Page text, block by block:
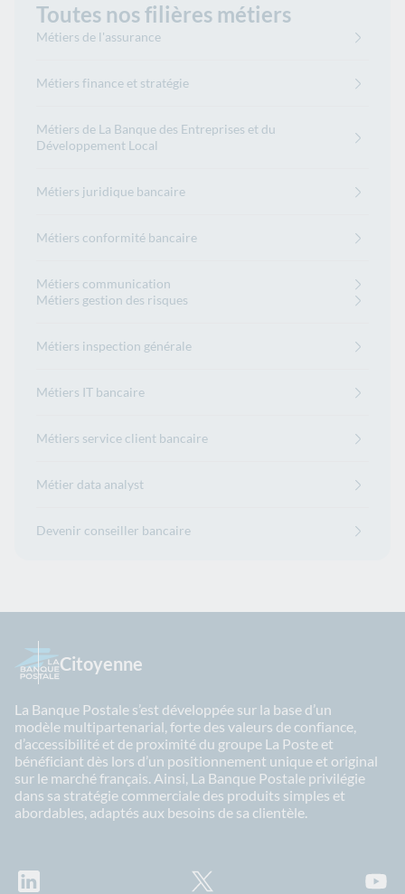
Toutes nos filières métiers
Métiers de l'assurance
Métiers finance et stratégie
Métiers de La Banque des Entreprises et du
Développement Local
Métiers juridique bancaire
Métiers conformité bancaire
Métiers communication
Métiers gestion des risques
Métiers inspection générale
Métiers IT bancaire
Métiers service client bancaire
Métier data analyst
Devenir conseiller bancaire
Citoyenne
La Banque Postale s’est développée sur la base d’un
modèle multipartenarial, forte des valeurs de confiance,
d’accessibilité et de proximité du groupe La Poste et
bénéficiant dès lors d’un positionnement unique et original
sur le marché français. Ainsi, La Banque Postale privilégie
dans sa stratégie commerciale des produits simples et
abordables, adaptés aux besoins de sa clientèle.